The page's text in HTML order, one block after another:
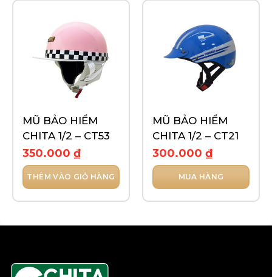
MŨ BẢO HIỂM
CHITA 1/2 – CT53
350.000 ₫
THÊM VÀO GIỎ HÀNG
MŨ BẢO HIỂM
CHITA 1/2 – CT21
300.000 ₫
MUA HÀNG